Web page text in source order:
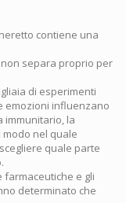
contiene una
separa proprio per
di esperimenti
emozioni influenzano
immunitario, la
nel quale
quale parte
farmaceutiche e gli
determinato che